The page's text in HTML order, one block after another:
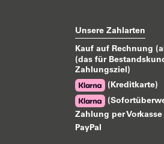
Unsere Zahlarten
Kauf auf Rechnung
(das für
Zahlungsziel)
(Kreditkarte)
Zahlung per Vorkasse
PayPal